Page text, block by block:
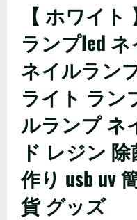
【 ホワイ
ランプled
ネイルラン
ライト ラン
ルランプ ネ
ド レジン
作り usb uv
貨 グッズ